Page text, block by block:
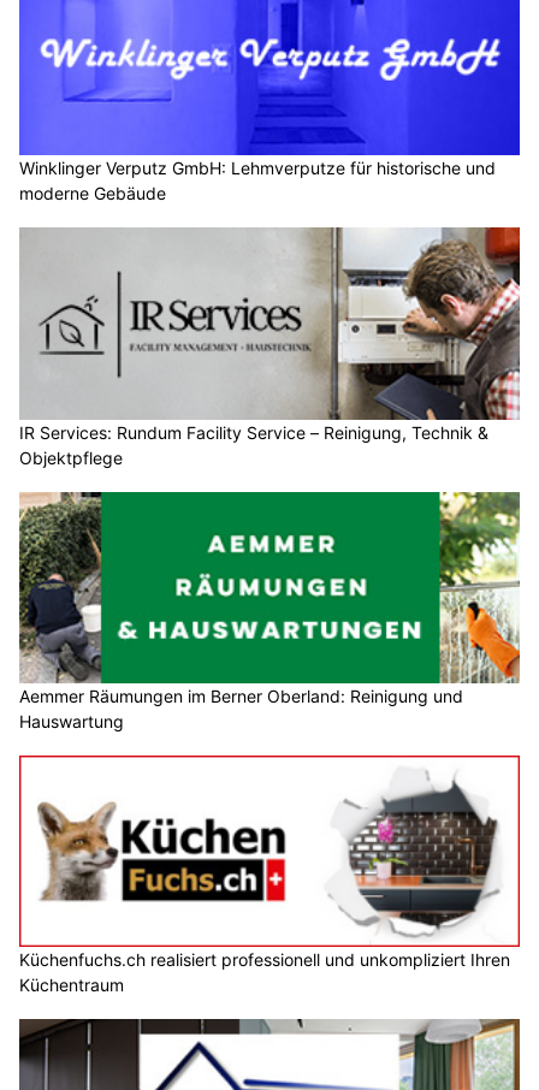
Winklinger Verputz GmbH: Lehmverputze für historische und
moderne Gebäude
IR Services: Rundum Facility Service – Reinigung, Technik &
Objektpflege
Aemmer Räumungen im Berner Oberland: Reinigung und
Hauswartung
Küchenfuchs.ch realisiert professionell und unkompliziert Ihren
Küchentraum